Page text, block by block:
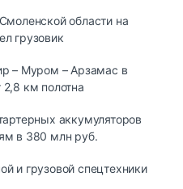
области на
грузовик
– Муром – Арзамас в
км полотна
аккумуляторов
в 380 млн руб.
и грузовой спецтехники